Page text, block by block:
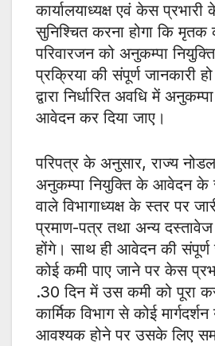
कार्यालयाध्यक्ष एवं केस
सुनिश्चित करना होगा कि मृतक
परिवारजन को अनुकम्पा
प्रक्रिया की संपूर्ण जानकारी
द्वारा निर्धारित अवधि में
आवेदन कर दिया जाए।
परिपत्र के अनुसार, राज्य
अनुकम्पा नियुक्ति के आवेदन के
वाले विभागाध्यक्ष के स्तर पर
प्रमाण-पत्र तथा अन्य
होंगे। साथ ही आवेदन की
कोई कमी पाए जाने पर केस
.30 दिन में उस कमी को पूरा
कार्मिक विभाग से कोई
आवश्यक होने पर उसके लिए